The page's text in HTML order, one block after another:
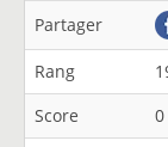
Partager
Rang
Score
0